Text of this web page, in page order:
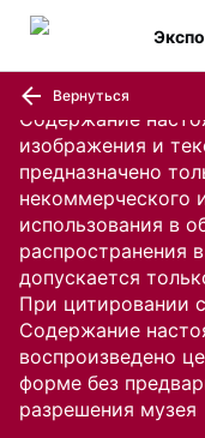
Содержание
изображения и
предназначено
некоммерческого
использования в
распространения
допускается
При цитировании
Содержание
воспроизведено
форме без
разрешения музея
Вернуться